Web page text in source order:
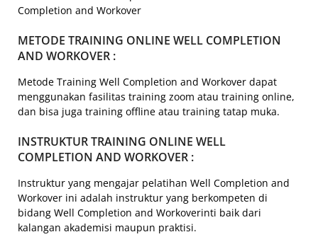
Completion and Workover
METODE TRAINING ONLINE WELL COMPLETION
AND WORKOVER :
Metode Training Well Completion and Workover dapat
menggunakan fasilitas training zoom atau training online,
dan bisa juga training offline atau training tatap muka.
INSTRUKTUR TRAINING ONLINE WELL
COMPLETION AND WORKOVER :
Instruktur yang mengajar pelatihan Well Completion and
Workover ini adalah instruktur yang berkompeten di
bidang Well Completion and Workoverinti baik dari
kalangan akademisi maupun praktisi.